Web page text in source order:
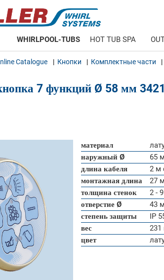
WHIRLPOOL-TUBS HOT TUB SPA
Catalogue Кнопки Комплектные части
7 функций Ø 58 мм
материал
наружный Ø
65
длина кабеля
2 м
монтажная длина
27
толщина стенок
2 -
отверстие Ø
43
степень защиты
IP
вес
231
цвет